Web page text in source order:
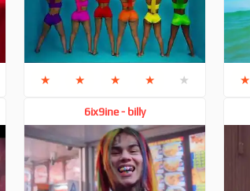
★ ★ ★ ★ ★ ★
6ix9ine - billy